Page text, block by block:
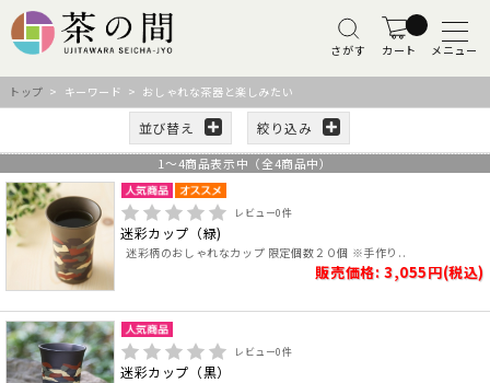
さがす カート メニュー
トップ > キーワード > おしゃれな茶器と楽しみたい
並び替え 絞り込み
1 ～4商品表示中（全4商品中）
レビュー0件
迷彩カップ（緑)
迷彩柄のおしゃれなカップ 限定個数２０個 ※手作り..
販売価格: 3,055円(税込)
レビュー0件
迷彩カップ（黒）